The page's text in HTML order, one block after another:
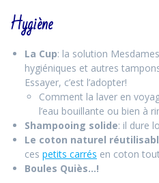
Hygiène
La Cup: la solution
hygiéniques et autres
Essayer, c’est l’adopter!
Comment la laver en
l’eau bouillante ou bien à
Shampooing solide: il dure
Le coton naturel
ces petits carrés en coton
Boules Quiès…!